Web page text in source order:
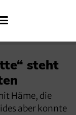
steht
Häme, die
aber konnte